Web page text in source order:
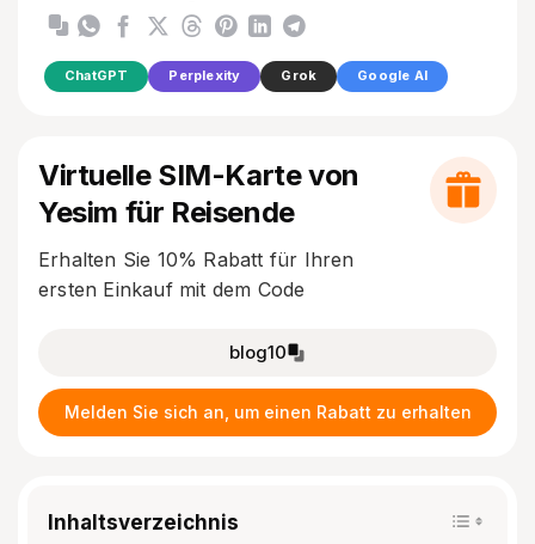
ChatGPT Perplexity Grok Google AI
Virtuelle SIM-Karte von
Yesim für Reisende
Erhalten Sie 10% Rabatt für Ihren
ersten Einkauf mit dem Code
blog10
Melden Sie sich an, um einen Rabatt zu erhalten
Inhaltsverzeichnis